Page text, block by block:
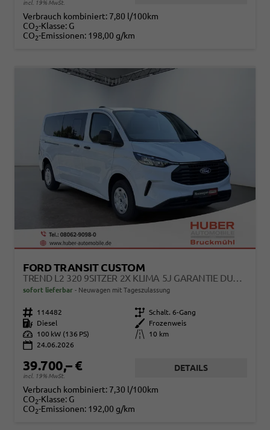
incl. 19% MwSt.
Verbrauch kombiniert: 7,80 l/100km
CO2-Klasse: G
CO2-Emissionen: 198,00 g/km
FORD TRANSIT CUSTOM
TREND L2 320 9SITZER 2X KLIMA 5J GARANTIE DUNKLE SCHEIBEN SYNC4 SITZHEIZUNG
sofort lieferbar Neuwagen mit Tageszulassung
Fahrzeugnr. 114482 Getriebe Schalt. 6-Gang
Kraftstoff
Diesel Außenfarbe
Frozenweis
Leistung
100 kW (136 PS) Kilometerstand
10 km
24.06.2026
39.700,– €
incl. 19% MwSt.
DETAILS
Verbrauch kombiniert: 7,30 l/100km
CO2-Klasse: G
CO2-Emissionen: 192,00 g/km